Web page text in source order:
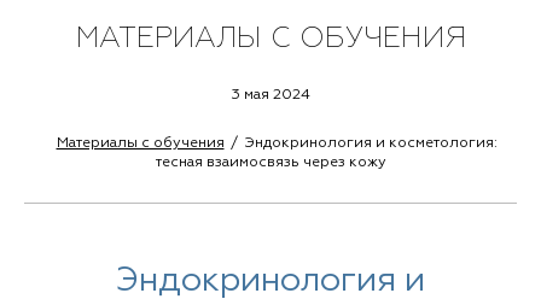
МАТЕРИАЛЫ С ОБУЧЕНИЯ
3 мая 2024
Материалы с обучения
Эндокринология и косметология:
тесная взаимосвязь через кожу
Эндокринология и